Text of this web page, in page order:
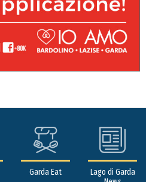
Garda Eat
Lago di Garda